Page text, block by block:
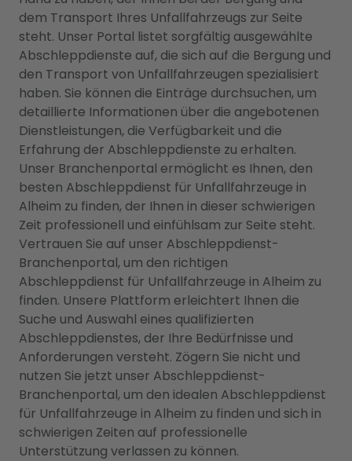
dem Transport Ihres Unfallfahrzeugs zur Seite
steht. Unser Portal listet sorgfältig ausgewählte
Abschleppdienste auf, die sich auf die Bergung und
den Transport von Unfallfahrzeugen spezialisiert
haben. Sie können die Einträge durchsuchen, um
detaillierte Informationen über die angebotenen
Dienstleistungen, die Verfügbarkeit und die
Erfahrung der Abschleppdienste zu erhalten.
Unser Branchenportal ermöglicht es Ihnen, den
besten Abschleppdienst für Unfallfahrzeuge in
Alheim zu finden, der Ihnen in dieser schwierigen
Zeit professionell und einfühlsam zur Seite steht.
Vertrauen Sie auf unser Abschleppdienst-
Branchenportal, um den richtigen
Abschleppdienst für Unfallfahrzeuge in Alheim zu
finden. Unsere Plattform erleichtert Ihnen die
Suche und Auswahl eines qualifizierten
Abschleppdienstes, der Ihre Bedürfnisse und
Anforderungen versteht. Zögern Sie nicht und
nutzen Sie jetzt unser Abschleppdienst-
Branchenportal, um den idealen Abschleppdienst
für Unfallfahrzeuge in Alheim zu finden und sich in
schwierigen Zeiten auf professionelle
Unterstützung verlassen zu können.